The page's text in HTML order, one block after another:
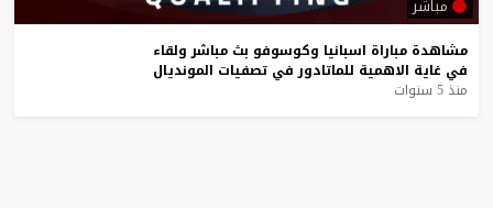
مباشر
مشاهدة مباراة اسبانيا وكوسوفو بث مباشر ولقاء
في غاية الاهمية للماتادور في تصفيات المونديال
منذ 5 سنوات